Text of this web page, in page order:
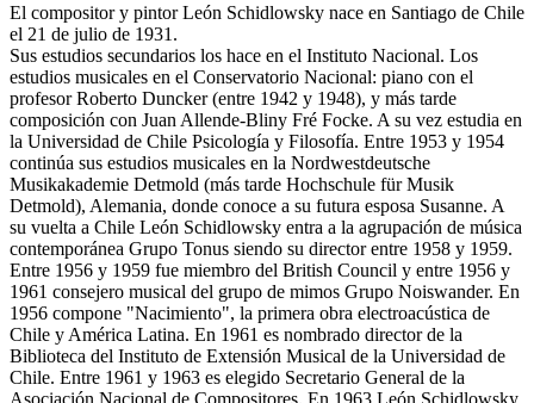
El compositor y pintor León Schidlowsky nace en Santiago de Chile
el 21 de julio de 1931.
Sus estudios secundarios los hace en el Instituto Nacional. Los
estudios musicales en el Conservatorio Nacional: piano con el
profesor Roberto Duncker (entre 1942 y 1948), y más tarde
composición con Juan Allende-Bliny Fré Focke. A su vez estudia en
la Universidad de Chile Psicología y Filosofía. Entre 1953 y 1954
continúa sus estudios musicales en la Nordwestdeutsche
Musikakademie Detmold (más tarde Hochschule für Musik
Detmold), Alemania, donde conoce a su futura esposa Susanne. A
su vuelta a Chile León Schidlowsky entra a la agrupación de música
contemporánea Grupo Tonus siendo su director entre 1958 y 1959.
Entre 1956 y 1959 fue miembro del British Council y entre 1956 y
1961 consejero musical del grupo de mimos Grupo Noiswander. En
1956 compone "Nacimiento", la primera obra electroacústica de
Chile y América Latina. En 1961 es nombrado director de la
Biblioteca del Instituto de Extensión Musical de la Universidad de
Chile. Entre 1961 y 1963 es elegido Secretario General de la
Asociación Nacional de Compositores. En 1963 León Schidlowsky